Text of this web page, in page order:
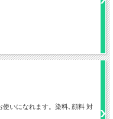
いになれます。染料､顔料 対